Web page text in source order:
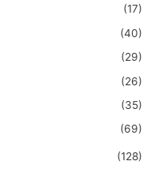
(17)
(40)
(29)
(26)
(35)
(69)
(128)